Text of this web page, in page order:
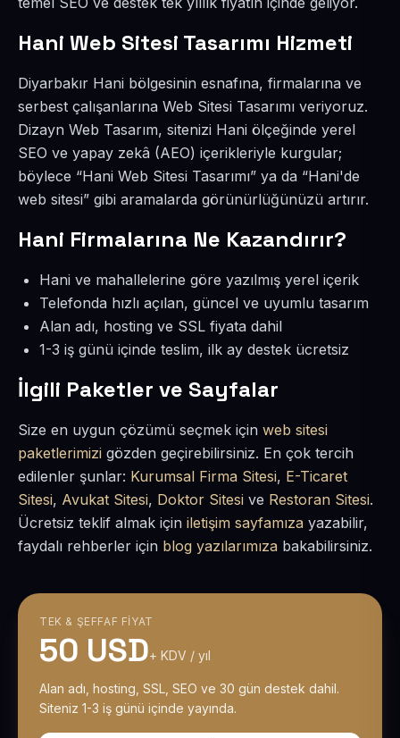
Hani Web Sitesi Tasarımı Hizmeti
Diyarbakır Hani bölgesinin esnafına, firmalarına ve
serbest çalışanlarına Web Sitesi Tasarımı veriyoruz.
Dizayn Web Tasarım, sitenizi Hani ölçeğinde yerel
SEO ve yapay zekâ (AEO) içerikleriyle kurgular;
böylece “Hani Web Sitesi Tasarımı” ya da “Hani'de
web sitesi” gibi aramalarda görünürlüğünüzü artırır.
Hani Firmalarına Ne Kazandırır?
Hani ve mahallelerine göre yazılmış yerel içerik
Telefonda hızlı açılan, güncel ve uyumlu tasarım
Alan adı, hosting ve SSL fiyata dahil
1-3 iş günü içinde teslim, ilk ay destek ücretsiz
İlgili Paketler ve Sayfalar
Size en uygun çözümü seçmek için web sitesi
paketlerimizi gözden geçirebilirsiniz. En çok tercih
edilenler şunlar: Kurumsal Firma Sitesi, E-Ticaret
Sitesi, Avukat Sitesi, Doktor Sitesi ve Restoran Sitesi.
Ücretsiz teklif almak için iletişim sayfamıza yazabilir,
faydalı rehberler için blog yazılarımıza bakabilirsiniz.
TEK & ŞEFFAF FIYAT
50 USD+ KDV / yıl
Alan adı, hosting, SSL, SEO ve 30 gün destek dahil.
Siteniz 1-3 iş günü içinde yayında.